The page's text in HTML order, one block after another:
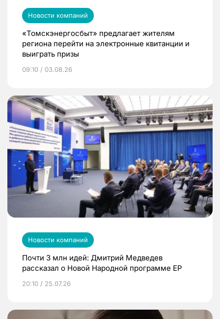
Новости компаний
«Томскэнергосбыт» предлагает жителям
региона перейти на электронные квитанции и
выиграть призы
09:10 / 03.08.26
Новости компаний
Почти 3 млн идей: Дмитрий Медведев
рассказал о Новой Народной программе ЕР
20:10 / 25.07.26